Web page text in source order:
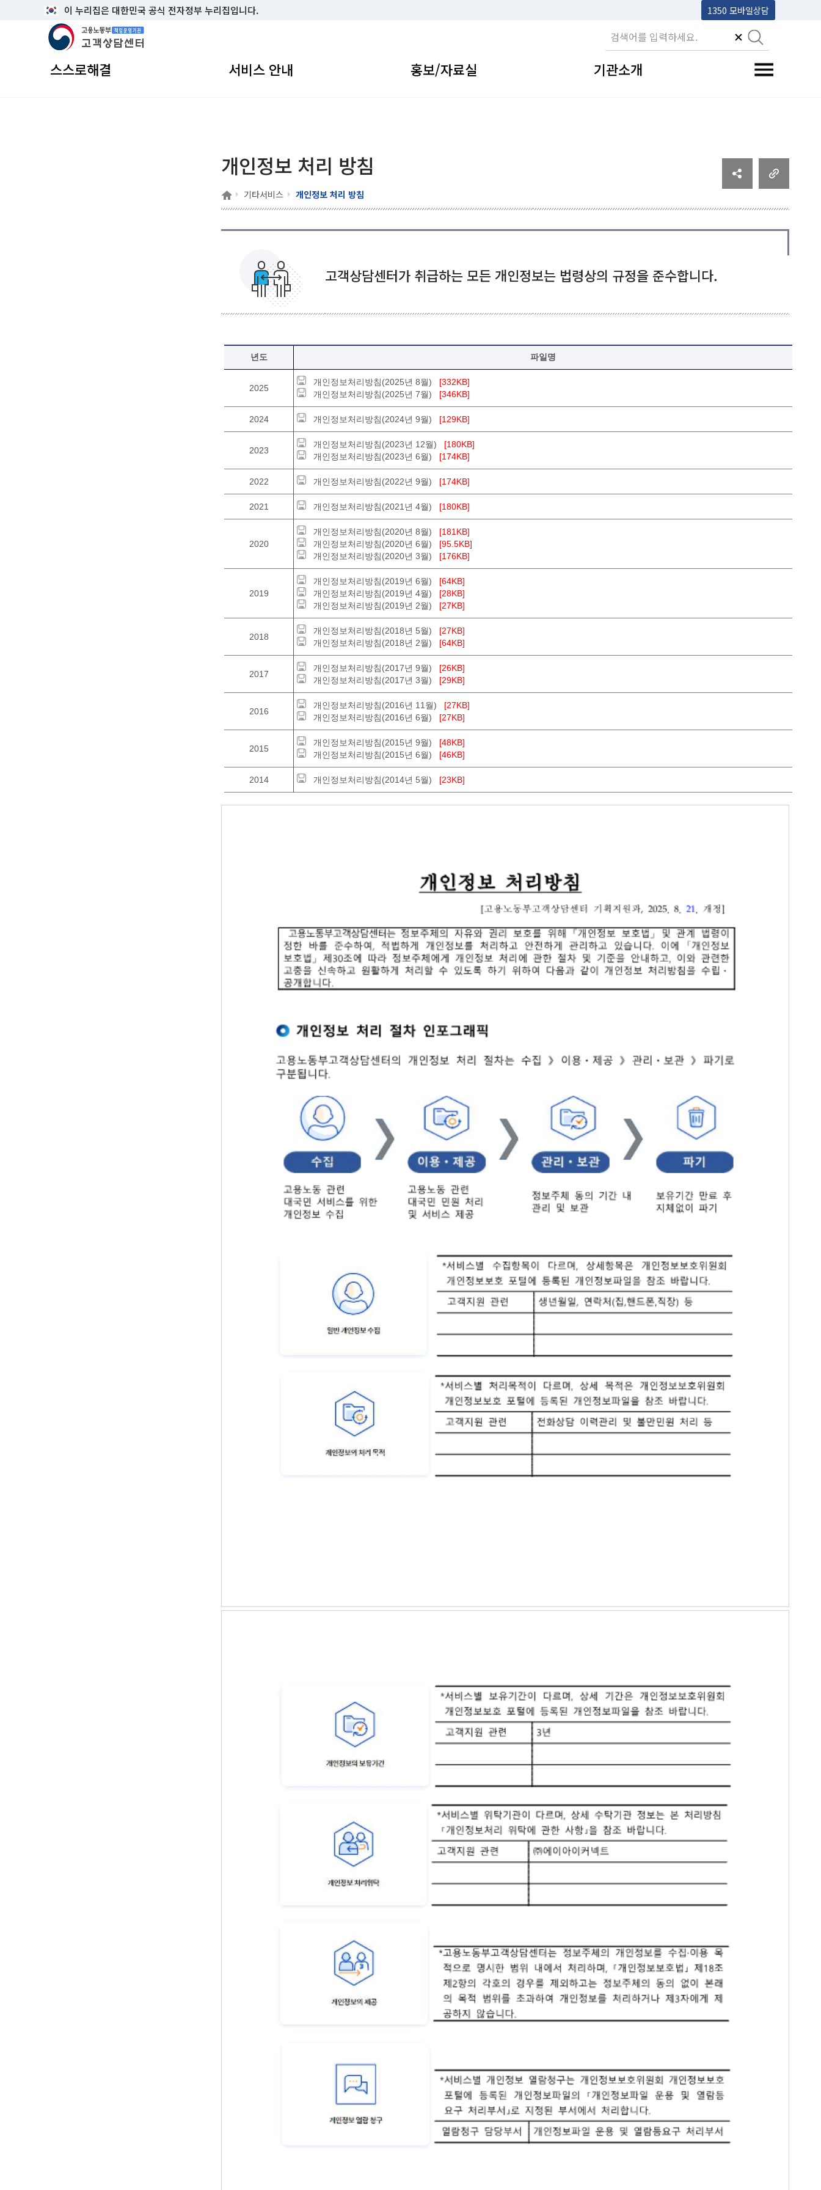
이 누리집은 대한민국 공식 전자정부 누리집입니다. 1350 모바일상담
고용노동부 책임운영기관 고객상담센터
스스로해결 서비스 안내 홍보/자료실 기관소개 전체메뉴 토글
개인정보 처리 방침
홈 기타서비스 개인정보 처리 방침
고객상담센터가 취급하는 모든 개인정보는 법령상의 규정을 준수합니다.
년도 파일명
2025
개인정보처리방침(2025년 8월)
[332KB]
개인정보처리방침(2025년 7월)
[346KB]
2024 개인정보처리방침(2024년 9월) [129KB]
2023
개인정보처리방침(2023년 12월)
[180KB]
개인정보처리방침(2023년 6월)
[174KB]
2022 개인정보처리방침(2022년 9월) [174KB]
2021 개인정보처리방침(2021년 4월) [180KB]
2020
개인정보처리방침(2020년 8월)
[181KB]
개인정보처리방침(2020년 6월)
[95.5KB]
개인정보처리방침(2020년 3월)
[176KB]
2019
개인정보처리방침(2019년 6월)
[64KB]
개인정보처리방침(2019년 4월)
[28KB]
개인정보처리방침(2019년 2월)
[27KB]
2018
개인정보처리방침(2018년 5월)
[27KB]
개인정보처리방침(2018년 2월)
[64KB]
2017
개인정보처리방침(2017년 9월)
[26KB]
개인정보처리방침(2017년 3월)
[29KB]
2016
개인정보처리방침(2016년 11월)
[27KB]
개인정보처리방침(2016년 6월)
[27KB]
2015
개인정보처리방침(2015년 9월)
[48KB]
개인정보처리방침(2015년 6월)
[46KB]
2014 개인정보처리방침(2014년 5월) [23KB]